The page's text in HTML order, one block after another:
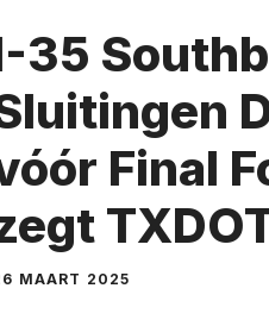
35
Final
MAART 2025